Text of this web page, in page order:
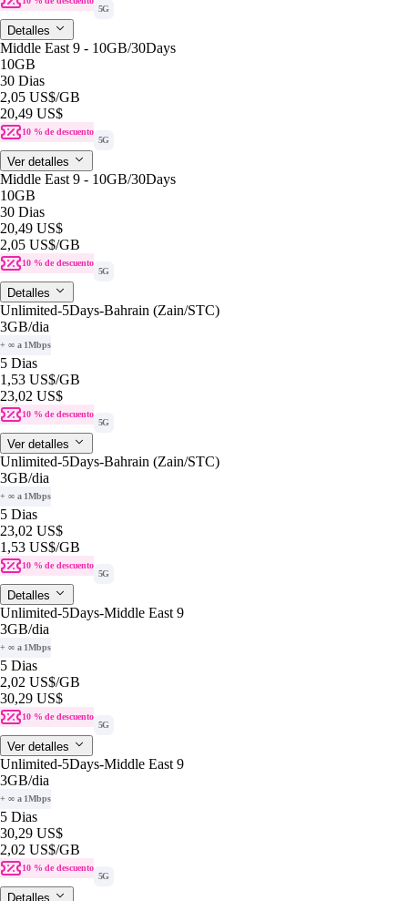
5G
Detalles
Middle East 9 - 10GB/30Days
10GB
30 Dias
2,05 US$/GB
20,49 US$
10 % de descuento
5G
Ver detalles
Middle East 9 - 10GB/30Days
10GB
30 Dias
20,49 US$
2,05 US$/GB
10 % de descuento
5G
Detalles
Unlimited-5Days-Bahrain (Zain/STC)
3GB/dia
+ ∞ a 1Mbps
5 Dias
1,53 US$/GB
23,02 US$
10 % de descuento
5G
Ver detalles
Unlimited-5Days-Bahrain (Zain/STC)
3GB/dia
+ ∞ a 1Mbps
5 Dias
23,02 US$
1,53 US$/GB
10 % de descuento
5G
Detalles
Unlimited-5Days-Middle East 9
3GB/dia
+ ∞ a 1Mbps
5 Dias
2,02 US$/GB
30,29 US$
10 % de descuento
5G
Ver detalles
Unlimited-5Days-Middle East 9
3GB/dia
+ ∞ a 1Mbps
5 Dias
30,29 US$
2,02 US$/GB
10 % de descuento
5G
Detalles